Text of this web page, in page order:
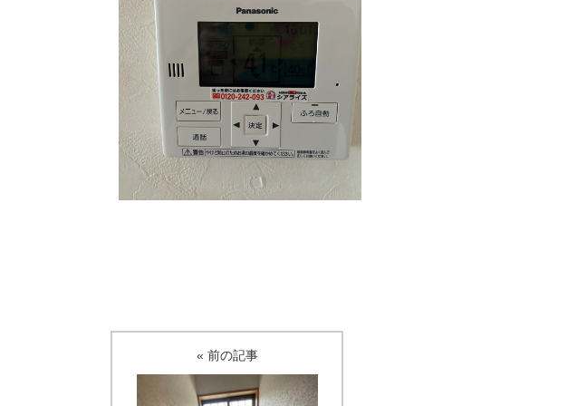
« 前の記事